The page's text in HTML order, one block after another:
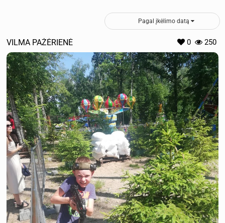
Pagal įkėlimo datą
VILMA PAŽĖRIENĖ 0 250